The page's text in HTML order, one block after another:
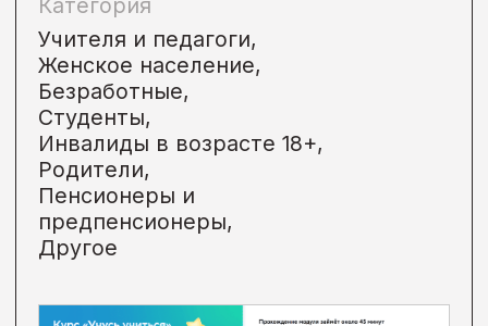
Фестиваль
«День выбора»
• Онлайн
Некоммерческий проект MAXIMUM
Education для школьников старших
классов.
Цель проекта:помочь школьникам
и их родителям определиться
с будущей профессией ребенка,
а также дать возможность посетить
психологов и экспертов.